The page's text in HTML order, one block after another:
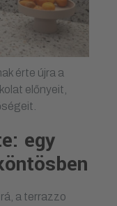
érte újra a
előnyeit,
egy
a terrazzo